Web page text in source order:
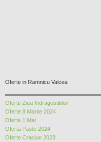
Oferte in Ramnicu Valcea
Oferte Ziua Indragostitiilor
Oferte 8 Martie 2024
Oferte 1 Mai
Oferta Paste 2024
Oferte Craciun 2023